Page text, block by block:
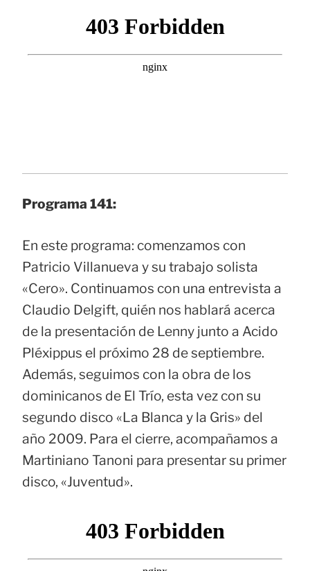
Programa 141:
En este programa: comenzamos con
Patricio Villanueva y su trabajo solista
«Cero». Continuamos con una entrevista a
Claudio Delgift, quién nos hablará acerca
de la presentación de Lenny junto a Acido
Pléxippus el próximo 28 de septiembre.
Además, seguimos con la obra de los
dominicanos de El Trío, esta vez con su
segundo disco «La Blanca y la Gris» del
año 2009. Para el cierre, acompañamos a
Martiniano Tanoni para presentar su primer
disco, «Juventud».